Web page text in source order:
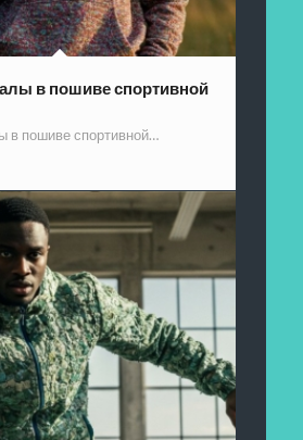
в пошиве спортивной
в пошиве спортивной…